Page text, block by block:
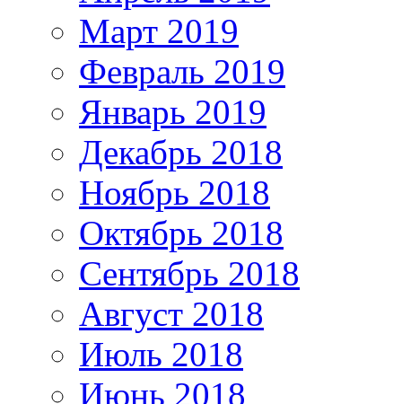
Март 2019
Февраль 2019
Январь 2019
Декабрь 2018
Ноябрь 2018
Октябрь 2018
Сентябрь 2018
Август 2018
Июль 2018
Июнь 2018